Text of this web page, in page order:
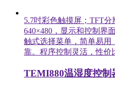
5.7吋彩色触摸屏；TFT分
640×480，显示和控制界
触式选择菜单，简单易用
靠。程序控制灵活，性价
TEMI880温湿度控制